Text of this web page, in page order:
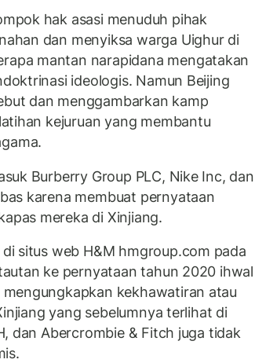
hak asasi menuduh pihak
dan menyiksa warga Uighur di
mantan narapidana mengatakan
ideologis. Namun Beijing
dan menggambarkan kamp
kejuruan yang membantu
Burberry Group PLC, Nike Inc, dan
karena membuat pernyataan
mereka di Xinjiang.
di situs web H&M hmgroup.com pada
ke pernyataan tahun 2020 ihwal
kekhawatiran atau
yang sebelumnya terlihat di
dan Abercrombie & Fitch juga tidak